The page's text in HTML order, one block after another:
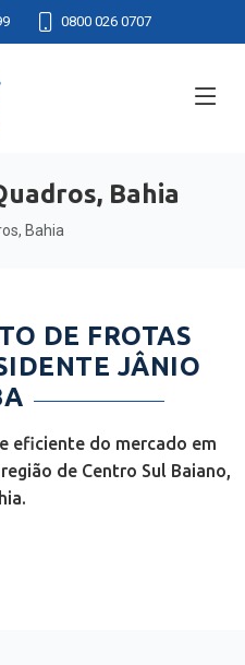
0800 026 0707
Bahia
Bahia
DE FROTAS
JÂNIO
eficiente do mercado em
de Centro Sul Baiano,